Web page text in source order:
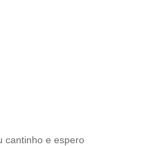
cantinho e espero